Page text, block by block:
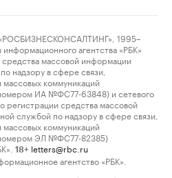
1995–
агентства «РБК»
массовой информации
надзору в сфере связи,
коммуникаций
ИА №ФС77-63848) и сетевого
регистрации средства массовой
службой по надзору в сфере связи,
коммуникаций
ЭЛ №ФС77-82385)
18+ letters@rbc.ru
агентство «РБК».